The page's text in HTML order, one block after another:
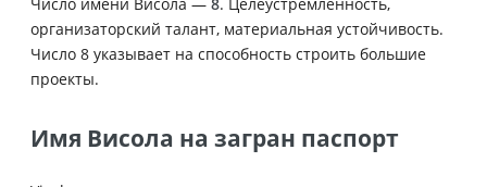
организаторский талант, материальная устойчивость.
Число 8 указывает на способность строить большие
проекты.
Имя Висола на загран паспорт